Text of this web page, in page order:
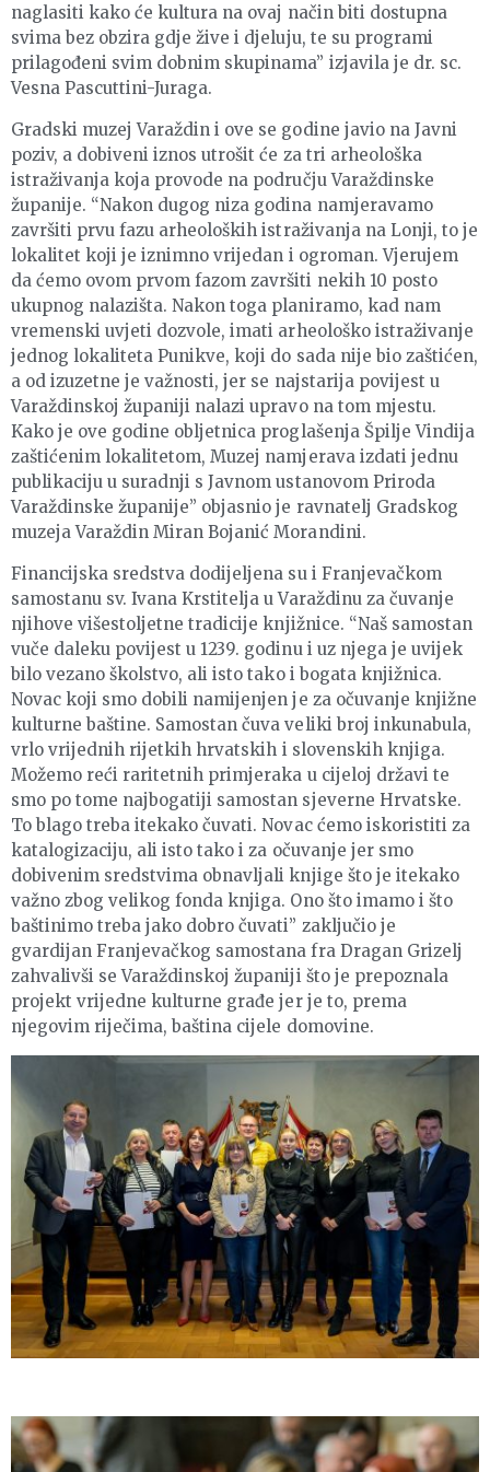
naglasiti kako će kultura na ovaj način biti dostupna
svima bez obzira gdje žive i djeluju, te su programi
prilagođeni svim dobnim skupinama” izjavila je dr. sc.
Vesna Pascuttini-Juraga.
Gradski muzej Varaždin i ove se godine javio na Javni
poziv, a dobiveni iznos utrošit će za tri arheološka
istraživanja koja provode na području Varaždinske
županije. “Nakon dugog niza godina namjeravamo
završiti prvu fazu arheoloških istraživanja na Lonji, to je
lokalitet koji je iznimno vrijedan i ogroman. Vjerujem
da ćemo ovom prvom fazom završiti nekih 10 posto
ukupnog nalazišta. Nakon toga planiramo, kad nam
vremenski uvjeti dozvole, imati arheološko istraživanje
jednog lokaliteta Punikve, koji do sada nije bio zaštićen,
a od izuzetne je važnosti, jer se najstarija povijest u
Varaždinskoj županiji nalazi upravo na tom mjestu.
Kako je ove godine obljetnica proglašenja Špilje Vindija
zaštićenim lokalitetom, Muzej namjerava izdati jednu
publikaciju u suradnji s Javnom ustanovom Priroda
Varaždinske županije” objasnio je ravnatelj Gradskog
muzeja Varaždin Miran Bojanić Morandini.
Financijska sredstva dodijeljena su i Franjevačkom
samostanu sv. Ivana Krstitelja u Varaždinu za čuvanje
njihove višestoljetne tradicije knjižnice. “Naš samostan
vuče daleku povijest u 1239. godinu i uz njega je uvijek
bilo vezano školstvo, ali isto tako i bogata knjižnica.
Novac koji smo dobili namijenjen je za očuvanje knjižne
kulturne baštine. Samostan čuva veliki broj inkunabula,
vrlo vrijednih rijetkih hrvatskih i slovenskih knjiga.
Možemo reći raritetnih primjeraka u cijeloj državi te
smo po tome najbogatiji samostan sjeverne Hrvatske.
To blago treba itekako čuvati. Novac ćemo iskoristiti za
katalogizaciju, ali isto tako i za očuvanje jer smo
dobivenim sredstvima obnavljali knjige što je itekako
važno zbog velikog fonda knjiga. Ono što imamo i što
baštinimo treba jako dobro čuvati” zaključio je
gvardijan Franjevačkog samostana fra Dragan Grizelj
zahvalivši se Varaždinskoj županiji što je prepoznala
projekt vrijedne kulturne građe jer je to, prema
njegovim riječima, baština cijele domovine.